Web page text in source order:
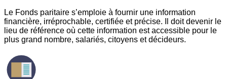
Le Fonds paritaire s’emploie à fournir une information
financière, irréprochable, certifiée et précise. Il doit devenir le
lieu de référence où cette information est accessible pour le
plus grand nombre, salariés, citoyens et décideurs.